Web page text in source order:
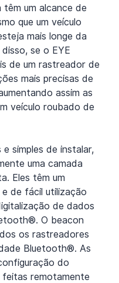
têm um alcance de
que um veículo
mais longe da
se o EYE
de um rastreador de
mais precisas de
assim as
veículo roubado de
simples de instalar,
uma camada
Eles têm um
de fácil utilização
de dados
O beacon
os rastreadores
Bluetooth®. As
do
remotamente